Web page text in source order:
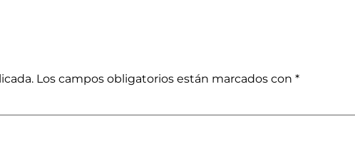
Los campos obligatorios están marcados con *